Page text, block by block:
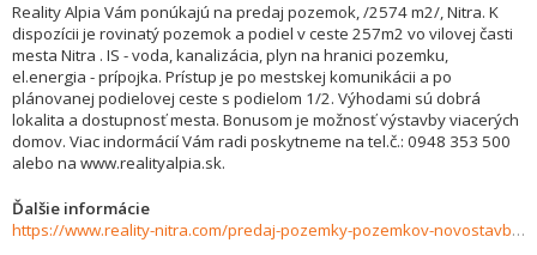
Reality Alpia Vám ponúkajú na predaj pozemok, /2574 m2/, Nitra. K
dispozícii je rovinatý pozemok a podiel v ceste 257m2 vo vilovej časti
mesta Nitra . IS - voda, kanalizácia, plyn na hranici pozemku,
el.energia - prípojka. Prístup je po mestskej komunikácii a po
plánovanej podielovej ceste s podielom 1/2. Výhodami sú dobrá
lokalita a dostupnosť mesta. Bonusom je možnosť výstavby viacerých
domov. Viac indormácií Vám radi poskytneme na tel.č.: 0948 353 500
alebo na www.realityalpia.sk.
Ďalšie informácie
https://www.reality-nitra.com/predaj-pozemky-pozemkov-novostavby/Pozemok-2574-m2-Nitra-30395/?utm_source=areality&utm_medium=xml&utm_term=30395&utm_content=chalupa&utm_campaign=portaly